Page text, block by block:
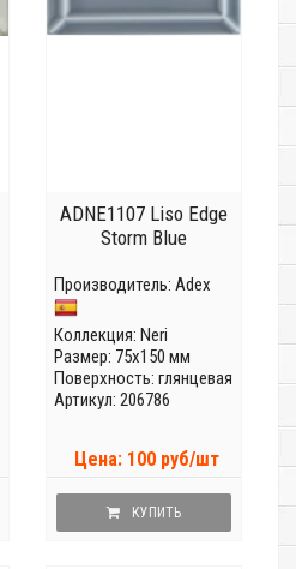
ADNE1107 Liso Edge
Storm Blue
Производитель: Adex
Коллекция: Neri
Размер: 75x150 мм
Поверхность: глянцевая
Артикул: 206786
Цена: 100 руб/шт
КУПИТЬ